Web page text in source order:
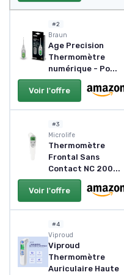
#2
‎Braun
Age Precision
Thermomètre
numérique - Po...
Voir l'offre
#3
Microlife
Thermomètre
Frontal Sans
Contact NC 200...
Voir l'offre
#4
Viproud
Viproud
Thermomètre
Auriculaire Haute